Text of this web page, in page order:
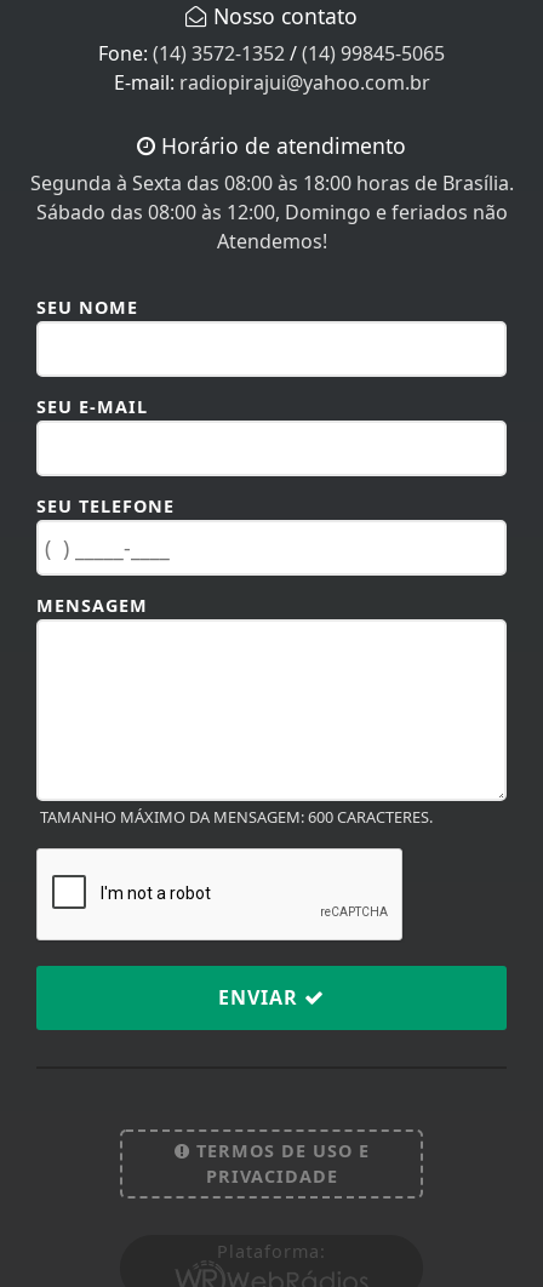
Nosso contato
Fone: (14) 3572-1352/(14) 99845-5065
E-mail: radiopirajui@yahoo.com.br
Horário de atendimento
Segunda à Sexta das 08:00 às 18:00 horas de Brasília.
Sábado das 08:00 às 12:00, Domingo e feriados não
Atendemos!
SEU NOME
SEU E-MAIL
SEU TELEFONE
MENSAGEM
TAMANHO MÁXIMO DA MENSAGEM: 600 CARACTERES.
ENVIAR
TERMOS DE USO E
PRIVACIDADE
Plataforma:
Esse site utiliza cookies para melhorar sua
experiência de navegação. Ao continuar o acesso,
entendemos que você concorda com nossos Termos
PARA MAIS INFORMAÇÕES,ACESSE NOSSOS TERMOS